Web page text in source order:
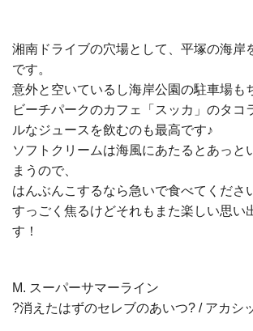
湘南ドライブの穴場として、平塚の海岸
です。
意外と空いているし海岸公園の駐車場も
ビーチパークのカフェ「スッカ」のタコ
ルなジュースを飲むのも最高です♪
ソフトクリームは海風にあたるとあっと
まうので、
はんぶんこするなら急いで食べてくださ
すっごく焦るけどそれもまた楽しい思い
す！
M. スーパーサマーライン
?消えたはずのセレブのあいつ? / アカシ